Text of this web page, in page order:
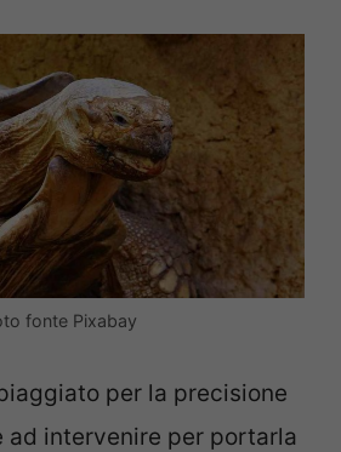
fonte Pixabay
per la precisione
ad intervenire per portarla